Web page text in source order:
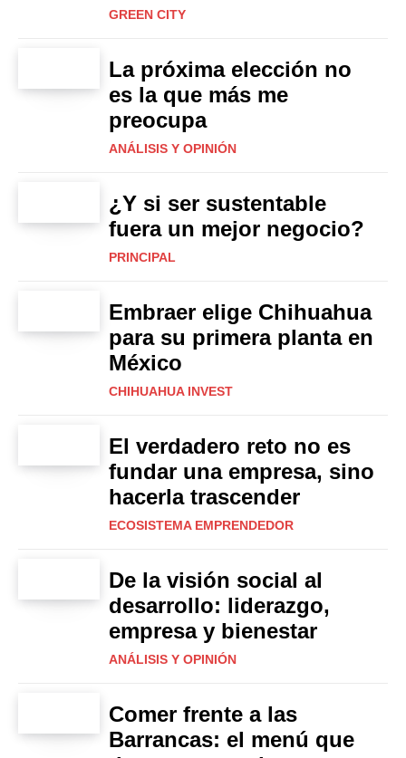
GREEN CITY
La próxima elección no
es la que más me
preocupa
ANÁLISIS Y OPINIÓN
¿Y si ser sustentable
fuera un mejor negocio?
PRINCIPAL
Embraer elige Chihuahua
para su primera planta en
México
CHIHUAHUA INVEST
El verdadero reto no es
fundar una empresa, sino
hacerla trascender
ECOSISTEMA EMPRENDEDOR
De la visión social al
desarrollo: liderazgo,
empresa y bienestar
ANÁLISIS Y OPINIÓN
Comer frente a las
Barrancas: el menú que